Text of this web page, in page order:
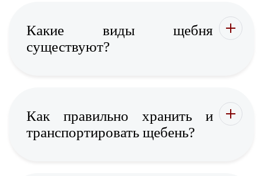
Какие виды щебня
существуют?
Как правильно хранить и
транспортировать щебень?